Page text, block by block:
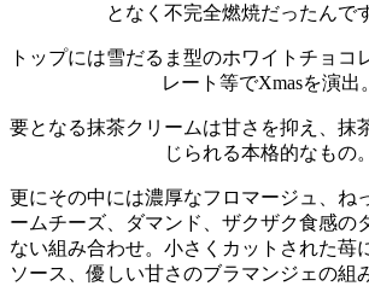
となく不完全燃焼だったんで
トップには雪だるま型のホワイトチョコ
レート等でXmasを演出。
要となる抹茶クリームは甘さを抑え、抹
じられる本格的なもの。
更にその中には濃厚なフロマージュ、ね
ームチーズ、ダマンド、ザクザク食感の
ない組み合わせ。 小さくカットされた苺
ソース、優しい甘さのブラマンジェの組